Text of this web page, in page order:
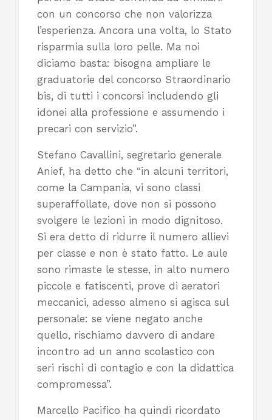
con un concorso che non valorizza
l’esperienza. Ancora una volta, lo Stato
risparmia sulla loro pelle. Ma noi
diciamo basta: bisogna ampliare le
graduatorie del concorso Straordinario
bis, di tutti i concorsi includendo gli
idonei alla professione e assumendo i
precari con servizio”.
Stefano Cavallini, segretario generale
Anief, ha detto che “in alcuni territori,
come la Campania, vi sono classi
superaffollate, dove non si possono
svolgere le lezioni in modo dignitoso.
Si era detto di ridurre il numero allievi
per classe e non è stato fatto. Le aule
sono rimaste le stesse, in alto numero
piccole e fatiscenti, prove di aeratori
meccanici, adesso almeno si agisca sul
personale: se viene negato anche
quello, rischiamo davvero di andare
incontro ad un anno scolastico con
seri rischi di contagio e con la didattica
compromessa”.
Marcello Pacifico ha quindi ricordato